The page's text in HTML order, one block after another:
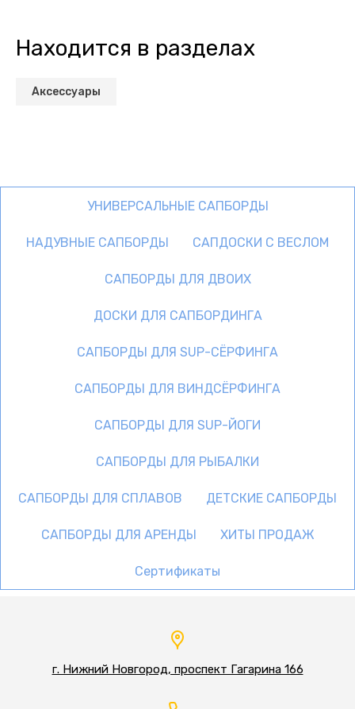
Находится в разделах
Аксессуары
УНИВЕРСАЛЬНЫЕ САПБОРДЫ
НАДУВНЫЕ САПБОРДЫ САПДОСКИ С ВЕСЛОМ
САПБОРДЫ ДЛЯ ДВОИХ
ДОСКИ ДЛЯ САПБОРДИНГА
САПБОРДЫ ДЛЯ SUP-СЁРФИНГА
САПБОРДЫ ДЛЯ ВИНДСЁРФИНГА
САПБОРДЫ ДЛЯ SUP-ЙОГИ
САПБОРДЫ ДЛЯ РЫБАЛКИ
САПБОРДЫ ДЛЯ СПЛАВОВ ДЕТСКИЕ САПБОРДЫ
САПБОРДЫ ДЛЯ АРЕНДЫ ХИТЫ ПРОДАЖ
Сертификаты
г. Нижний Новгород, проспект Гагарина 166